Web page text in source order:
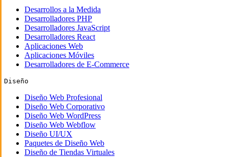
Desarrollos a la Medida
Desarrolladores PHP
Desarrolladores JavaScript
Desarrolladores React
Aplicaciones Web
Aplicaciones Móviles
Desarrolladores de E-Commerce
Diseño
Diseño Web Profesional
Diseño Web Corporativo
Diseño Web WordPress
Diseño Web Webflow
Diseño UI/UX
Paquetes de Diseño Web
Diseño de Tiendas Virtuales